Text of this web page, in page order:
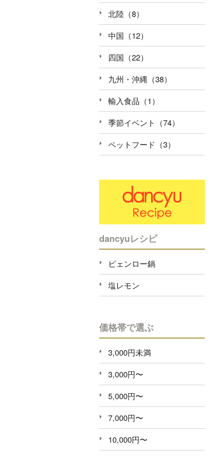
北陸（8）
中国（12）
四国（22）
九州・沖縄（38）
輸入食品（1）
季節イベント（74）
ペットフード（3）
dancyuレシピ
ピェンロー鍋
塩レモン
価格帯で選ぶ
3,000円未満
3,000円〜
5,000円〜
7,000円〜
10,000円〜